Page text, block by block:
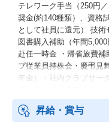
テレワーク手当（250円
奨金(約140種類）、資格
として社員に還元） 技術
図書購入補助（年間
赴任一時金 ・帰省旅費
プ従業員持株会・慶弔見
年金）・社内クラブサー
険 育児支援（産休・育
昇給・賞与